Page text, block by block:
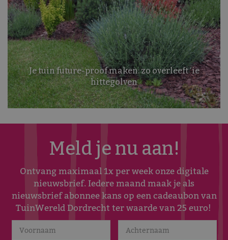
Je tuin future-proof maken: zo overleeft ‘ie
hittegolven
Meld je nu aan!
Ontvang maximaal 1x per week onze digitale
nieuwsbrief. Iedere maand maak je als
nieuwsbrief abonnee kans op een cadeaubon van
TuinWereld Dordrecht ter waarde van 25 euro!